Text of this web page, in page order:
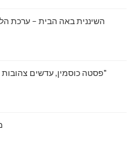
"פסטה כוסמין, עדשים צהובות